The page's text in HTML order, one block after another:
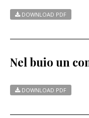
DOWNLOAD PDF
Nel buio un
DOWNLOAD PDF